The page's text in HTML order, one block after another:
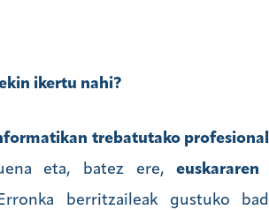
ikertu nahi?
trebatutako
eta, batez ere,
berritzaileak gustuko